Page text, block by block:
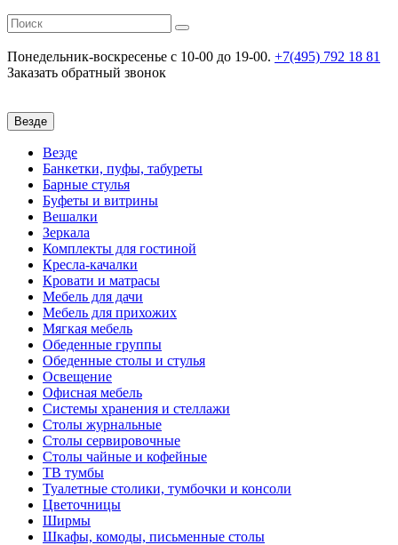
Понедельник-воскресенье c 10-00 до 19-00. +7(495) 792 18 81
Заказать обратный звонок
Везде
Везде
Банкетки, пуфы, табуреты
Барные стулья
Буфеты и витрины
Вешалки
Зеркала
Комплекты для гостиной
Кресла-качалки
Кровати и матрасы
Мебель для дачи
Мебель для прихожих
Мягкая мебель
Обеденные группы
Обеденные столы и стулья
Освещение
Офисная мебель
Системы хранения и стеллажи
Столы журнальные
Столы сервировочные
Столы чайные и кофейные
ТВ тумбы
Туалетные столики, тумбочки и консоли
Цветочницы
Ширмы
Шкафы, комоды, письменные столы